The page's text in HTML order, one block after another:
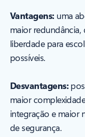
Vantagens: uma
maior
liberdade para
possíveis.
Desvantagens:
maior
integração e maior
de segurança.